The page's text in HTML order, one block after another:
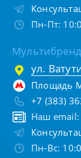
Пн-Пт:
ул.
Площадь
+7 (383)
Наш email:
Пн-Вс: